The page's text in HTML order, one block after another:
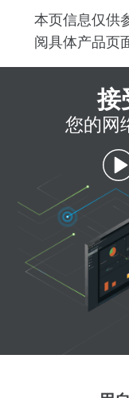
本页信息仅供
阅具体产品页
接
您的网